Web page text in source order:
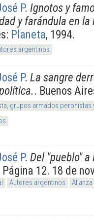
P. Ignotos y
y farándula en
Planeta, 1994.
argentinos
P. La sangre
. Buenos
grupos armados
P. Del "pueblo"
12. 18 de
Autores argentinos Alianza